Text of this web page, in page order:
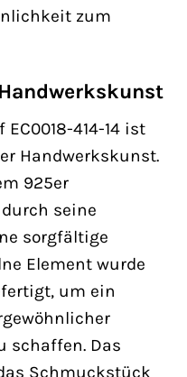
zum
414-14 ist
Handwerkskunst.
925er
seine
sorgfältige
Element wurde
um ein
schaffen. Das
Schmuckstück